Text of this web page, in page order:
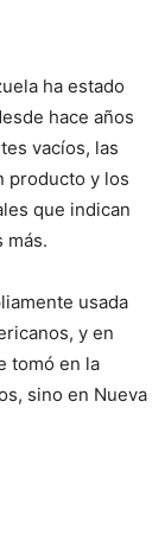
ha estado
hace años
vacíos, las
producto y los
que indican
más.
usada
y en
tomó en la
sino en Nueva